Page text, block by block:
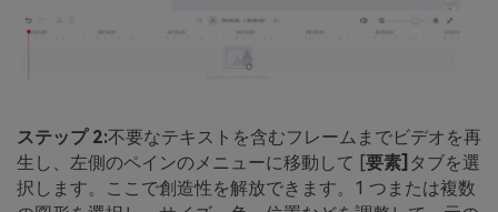
ステップ 2:不要なテキストを含むフレームまでビデオを再
生し、左側のペインのメニューに移動して [要素] タブを選
択します。ここで創造性を解放できます。1 つまたは複数